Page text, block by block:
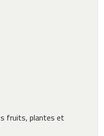
fruits, plantes et